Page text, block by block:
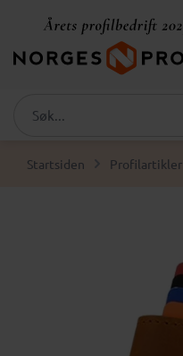
Startsiden Profilartikler